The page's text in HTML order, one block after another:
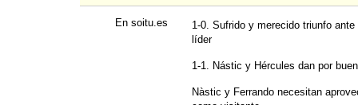
En soitu.es
1-0. Sufrido y merecido triunfo
líder
1-1. Nástic y Hércules dan por
Nàstic y Ferrando necesitan